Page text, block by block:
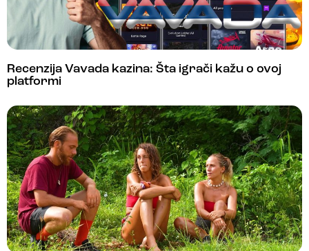
Recenzija Vavada kazina: Šta igrači kažu o ovoj
platformi